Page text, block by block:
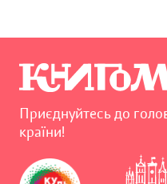
Приєднуйтесь до
країни!